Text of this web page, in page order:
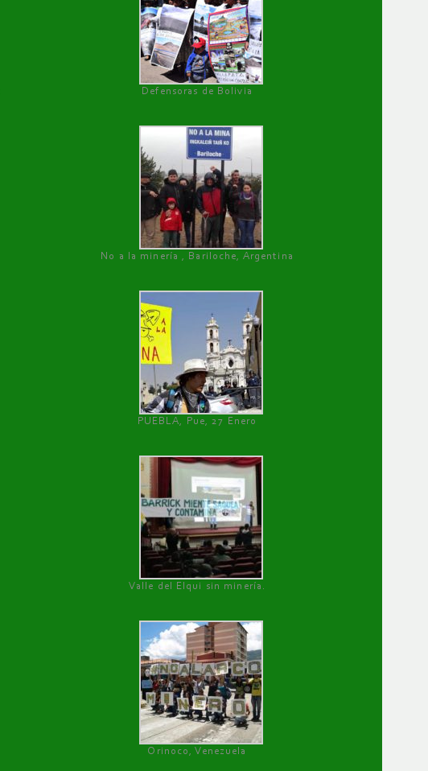
Defensoras de Bolivia
No a la minería , Bariloche, Argentina
PUEBLA, Pue, 27 Enero
Valle del Elqui sin minería.
Orinoco, Venezuela